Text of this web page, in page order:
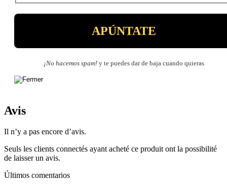
¡No hacemos spam!y te puedes dar de baja cuando quieras
Avis
Il n’y a pas encore d’avis.
Seuls les clients connectés ayant acheté ce produit ont la possibilité
de laisser un avis.
Últimos comentarios